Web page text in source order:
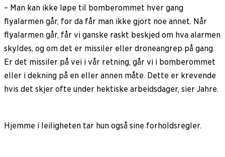
– Man kan ikke løpe til bomberommet hver gang
flyalarmen går, for da får man ikke gjort noe annet. Når
flyalarmen går, får vi ganske raskt beskjed om hva alarmen
skyldes, og om det er missiler eller droneangrep på gang.
Er det missiler på vei i vår retning, går vi i bomberommet
eller i dekning på en eller annen måte. Dette er krevende
hvis det skjer ofte under hektiske arbeidsdager, sier Jahre.
Hjemme i leiligheten tar hun også sine forholdsregler.